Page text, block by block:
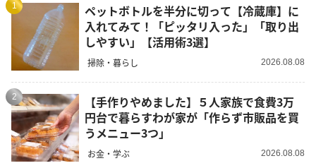
1
ペットボトルを半分に切って【冷蔵庫】に
入れてみて！「ピッタリ入った」「取り出
しやすい」【活用術3選】
掃除・暮らし 2026.08.08
2
【手作りやめました】５人家族で食費3万
円台で暮らすわが家が「作らず市販品を買
うメニュー3つ」
お金・学ぶ 2026.08.08